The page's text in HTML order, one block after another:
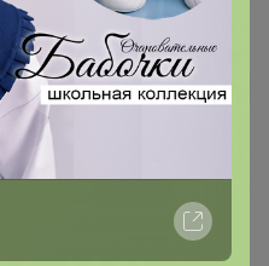
Автор уже получил заказ!
добавить побольше,
более выраженным